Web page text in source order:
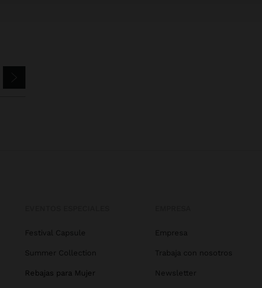
Festival Capsule
Summer Collection
Rebajas para Mujer
Empresa
Trabaja con nosotros
Newsletter